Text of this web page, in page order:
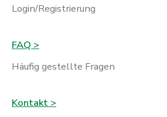
Login/Registrierung
FAQ >
Häufig gestellte Fragen
Kontakt >